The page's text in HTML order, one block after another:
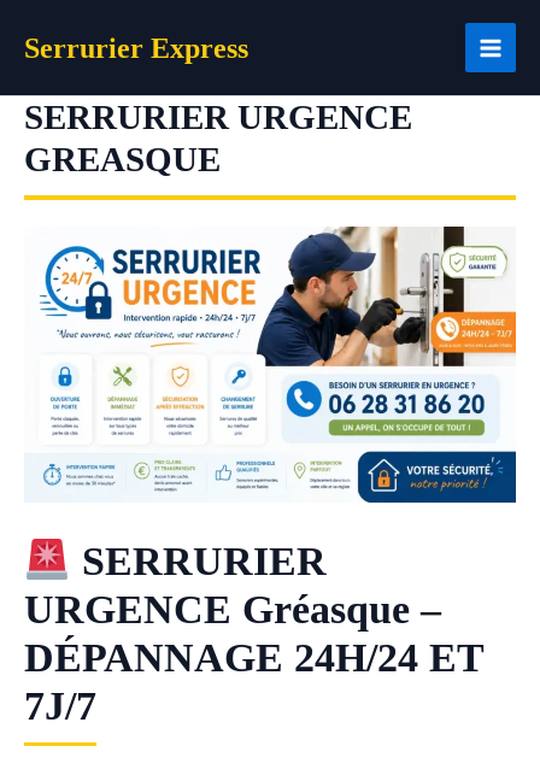
Serrurier Express
SERRURIER URGENCE
GREASQUE
SERRURIER
URGENCE Gréasque –
DÉPANNAGE 24H/24 ET
7J/7